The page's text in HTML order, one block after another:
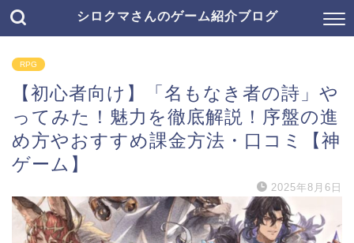
シロクマさんのゲーム紹介ブログ
RPG
【初心者向け】「名もなき者の詩」や
ってみた！魅力を徹底解説！序盤の進
め方やおすすめ課金方法・口コミ【神
ゲーム】
2025年8月6日